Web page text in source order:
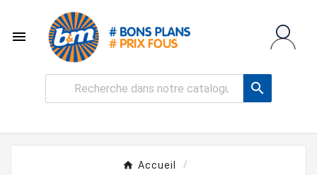


Accueil